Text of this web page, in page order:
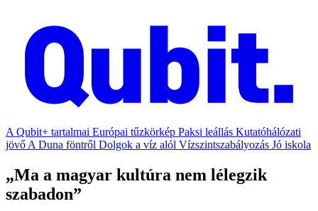
A Qubit+ tartalmai Európai tűzkörkép Paksi leállás Kutatóhálózati
jövő A Duna föntről Dolgok a víz alól Vízszintszabályozás Jó iskola
„Ma a magyar kultúra nem lélegzik
szabadon”